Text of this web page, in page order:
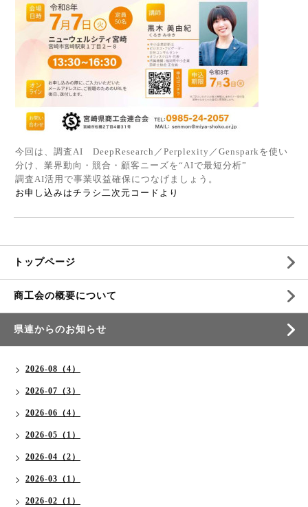
今回は、調査AI DeepResearch ／ Perplexity ／ Gensparkを使い
分け、業界動向・競合・顧客ニーズを“AIで最短分析”
調査AI活用で事業収益確保につなげましょう。
お申し込みはチラシ二次元コードより
トップページ
商工会の概要について
県連からのお知らせ
2026-08（4）
2026-07（3）
2026-06（4）
2026-05（1）
2026-04（2）
2026-03（1）
2026-02（1）